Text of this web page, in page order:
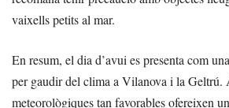
vaixells petits al mar.
En resum, el dia d’avui es presenta com
per gaudir del clima a Vilanova i la Geltrú.
meteorològiques tan favorables ofereixen